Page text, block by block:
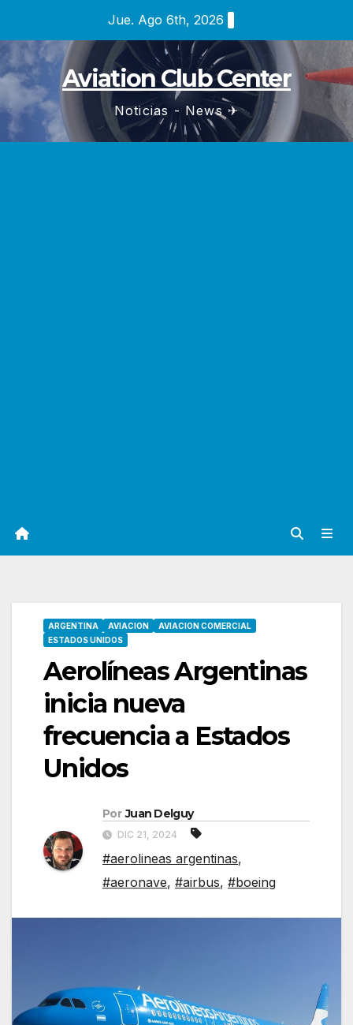
contenido
Jue. Ago 6th, 2026
Aviation Club Center
Noticias - News ✈
ARGENTINA AVIACION
AVIACION COMERCIAL
ESTADOS UNIDOS
Aerolíneas Argentinas
inicia nueva
frecuencia a Estados
Unidos
Por Juan Delguy
DIC 21, 2024
#aerolineas argentinas,
#aeronave, #airbus, #boeing